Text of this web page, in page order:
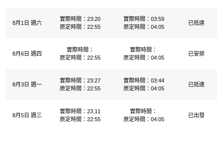
8月1日 週六
實際時間：23:20
原定時間：22:55
實際時間：03:59
原定時間：04:05
已抵達
8月6日 週四
實際時間：
原定時間：22:55
實際時間：
原定時間：04:05
已安排
8月3日 週一
實際時間：23:27
原定時間：22:55
實際時間：03:44
原定時間：04:05
已抵達
8月5日 週三
實際時間：23:11
原定時間：22:55
實際時間：
原定時間：04:05
已出發